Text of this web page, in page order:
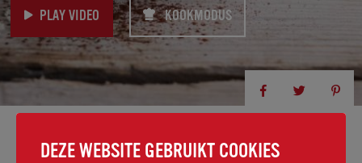
PLAY VIDEO KOOKMODUS
DEZE WEBSITE GEBRUIKT COOKIES